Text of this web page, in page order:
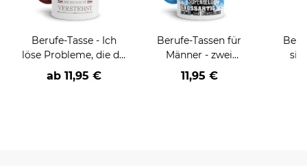
Berufe-Tasse - Ich
löse Probleme, die du
nicht verstehst -
verschiedene Berufe
ab 11,95 €
Berufe-Tassen für
Männer - zwei
Farbvarianten
11,95 €